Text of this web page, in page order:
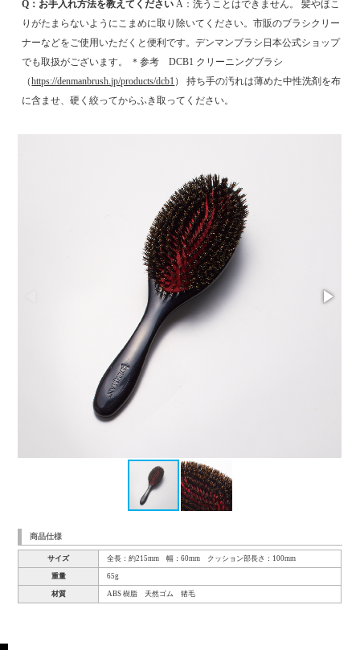
Q：お手入れ方法を教えてください A：洗うことはできません。 髪やほこ
りがたまらないようにこまめに取り除いてください。市販のブラシクリー
ナーなどをご使用いただくと便利です。デンマンブラシ日本公式ショップ
でも取扱がございます。 ＊参考 DCB1 クリーニングブラシ
（https://denmanbrush.jp/products/dcb1 ） 持ち手の汚れは薄めた中性洗剤を布
に含ませ、硬く絞ってからふき取ってください。
商品仕様
サイズ 全長：約215mm 幅：60mm クッション部長さ：100mm
重量 65g
材質 ABS 樹脂 天然ゴム 猪毛